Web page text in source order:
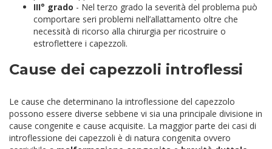
III° grado - Nel terzo grado la severità del problema può
comportare seri problemi nell’allattamento oltre che
necessità di ricorso alla chirurgia per ricostruire o
estroflettere i capezzoli.
Cause dei capezzoli introflessi
Le cause che determinano la introflessione del capezzolo
possono essere diverse sebbene vi sia una principale divisione in
cause congenite e cause acquisite. La maggior parte dei casi di
introflessione dei capezzoli è di natura congenita ovvero